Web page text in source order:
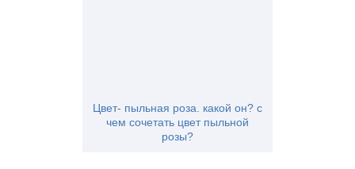
Цвет- пыльная роза. какой он? с
чем сочетать цвет пыльной
розы?